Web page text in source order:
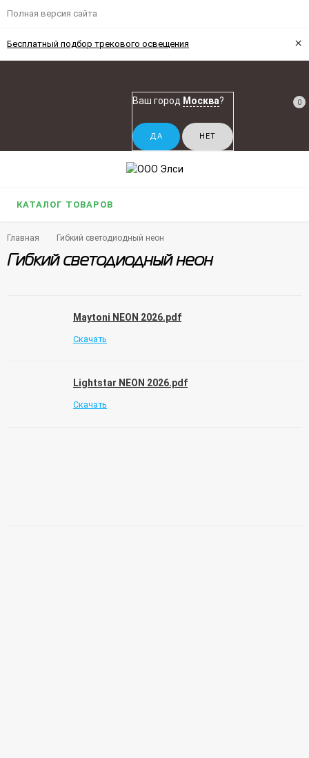
Полная версия сайта
Бесплатный подбор трекового освещения ×
Ваш город Москва? 0
КАТАЛОГ ТОВАРОВ
Главная Гибкий светодиодный неон
Гибкий светодиодный неон
Maytoni NEON 2026.pdf
Скачать
Lightstar NEON 2026.pdf
Скачать